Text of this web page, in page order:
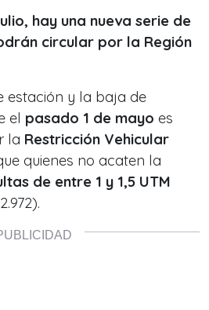
hay una nueva serie de
circular por la Región
estación y la baja de
el pasado 1 de mayo es
la Restricción Vehicular
quienes no acaten la
de entre 1 y 1,5 UTM